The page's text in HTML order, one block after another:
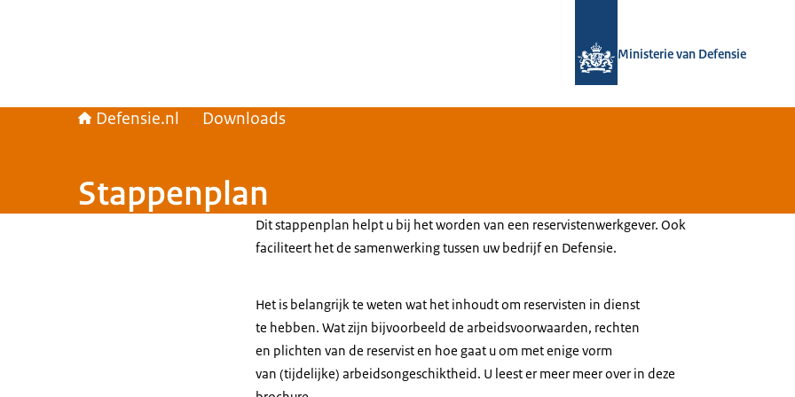
Ministerie van Defensie
Defensie.nl Downloads
Stappenplan
Dit stappenplan helpt u bij het worden van een reservistenwerkgever. Ook
faciliteert het de samenwerking tussen uw bedrijf en Defensie.
Het is belangrijk te weten wat het inhoudt om reservisten in dienst
te hebben. Wat zijn bijvoorbeeld de arbeidsvoorwaarden, rechten
en plichten van de reservist en hoe gaat u om met enige vorm
van (tijdelijke) arbeidsongeschiktheid. U leest er meer meer over in deze